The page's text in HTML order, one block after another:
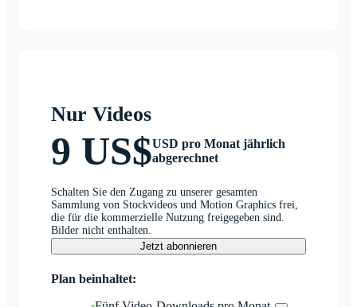
Nur Videos
9 US$USD pro Monat jährlich
abgerechnet
Schalten Sie den Zugang zu unserer gesamten
Sammlung von Stockvideos und Motion Graphics frei,
die für die kommerzielle Nutzung freigegeben sind.
Bilder nicht enthalten.
Jetzt abonnieren
Plan beinhaltet: